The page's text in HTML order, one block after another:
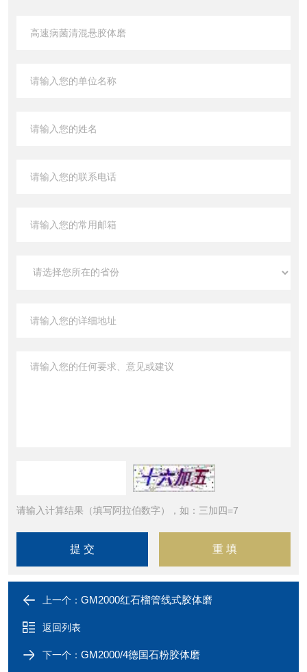
请输入计算结果（填写阿拉伯数字），如：三加四=7
上一个： GM2000红石榴管线式胶体磨
返回列表
下一个： GM2000/4德国石粉胶体磨